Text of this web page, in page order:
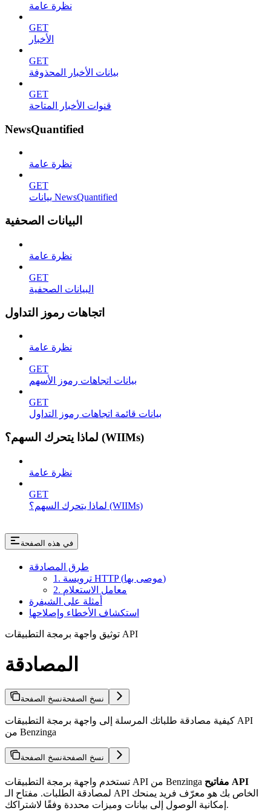
نظرة عامة
GET
الأخبار
GET
بيانات الأخبار المحذوفة
GET
قنوات الأخبار المتاحة
NewsQuantified
نظرة عامة
GET
بيانات NewsQuantified
البيانات الصحفية
نظرة عامة
GET
البيانات الصحفية
اتجاهات رموز التداول
نظرة عامة
GET
بيانات اتجاهات رموز الأسهم
GET
بيانات قائمة اتجاهات رموز التداول
لماذا يتحرك السهم؟ (WIIMs)
نظرة عامة
GET
لماذا يتحرك السهم؟ (WIIMs)
في هذه الصفحة
طرق المصادقة
1. ترويسة HTTP (موصى بها)
2. معامل الاستعلام
أمثلة على الشيفرة
استكشاف الأخطاء وإصلاحها
توثيق واجهة برمجة التطبيقات API
المصادقة
نسخ الصفحةنسخ الصفحة
كيفية مصادقة طلباتك المرسلة إلى واجهة برمجة التطبيقات API
من Benzinga
نسخ الصفحةنسخ الصفحة
تستخدم واجهة برمجة التطبيقات API من Benzinga
مفاتيح API
لمصادقة الطلبات. مفتاح الـ API الخاص بك هو معرّف فريد يمنحك
إمكانية الوصول إلى بيانات وميزات محددة وفقًا لاشتراكك.